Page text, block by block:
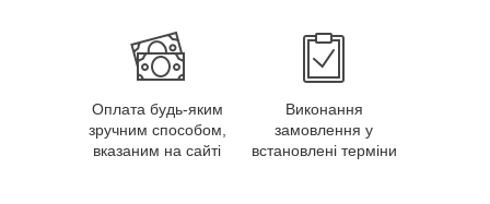
Оплата будь-яким
зручним способом,
вказаним на сайті
Виконання
замовлення у
встановлені терміни